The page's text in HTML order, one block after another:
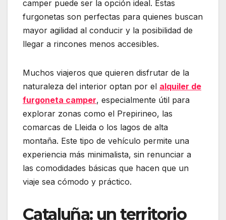
camper puede ser la opción ideal. Estas
furgonetas son perfectas para quienes buscan
mayor agilidad al conducir y la posibilidad de
llegar a rincones menos accesibles.
Muchos viajeros que quieren disfrutar de la
naturaleza del interior optan por el alquiler de
furgoneta camper, especialmente útil para
explorar zonas como el Prepirineo, las
comarcas de Lleida o los lagos de alta
montaña. Este tipo de vehículo permite una
experiencia más minimalista, sin renunciar a
las comodidades básicas que hacen que un
viaje sea cómodo y práctico.
Cataluña: un territorio